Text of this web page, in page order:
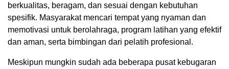
berkualitas, beragam, dan sesuai dengan kebutuhan
spesifik. Masyarakat mencari tempat yang nyaman dan
memotivasi untuk berolahraga, program latihan yang efektif
dan aman, serta bimbingan dari pelatih profesional.
Meskipun mungkin sudah ada beberapa pusat kebugaran